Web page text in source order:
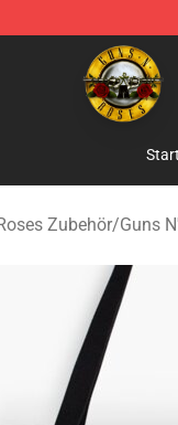
- Official Guns N'
Zubehör/Guns